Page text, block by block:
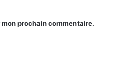
prochain commentaire.